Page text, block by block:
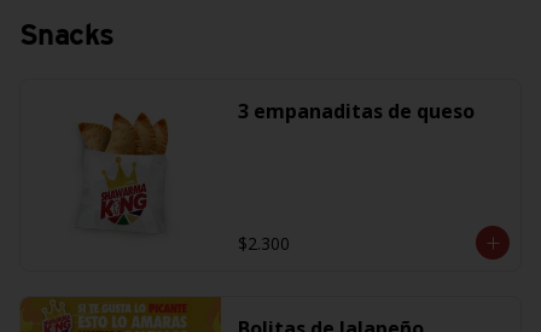
Snacks
3 empanaditas de queso
$2.300